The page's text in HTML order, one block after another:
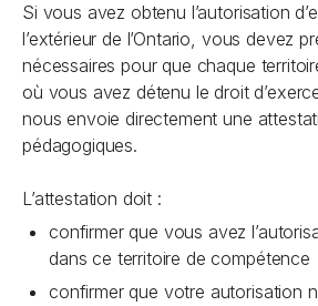
Si vous avez obtenu l’autorisation
l’extérieur de l’Ontario, vous devez
nécessaires pour que chaque
où vous avez détenu le droit
nous envoie directement une
pédagogiques.
L’attestation doit :
confirmer que vous avez
dans ce territoire de compétence
confirmer que votre autorisation